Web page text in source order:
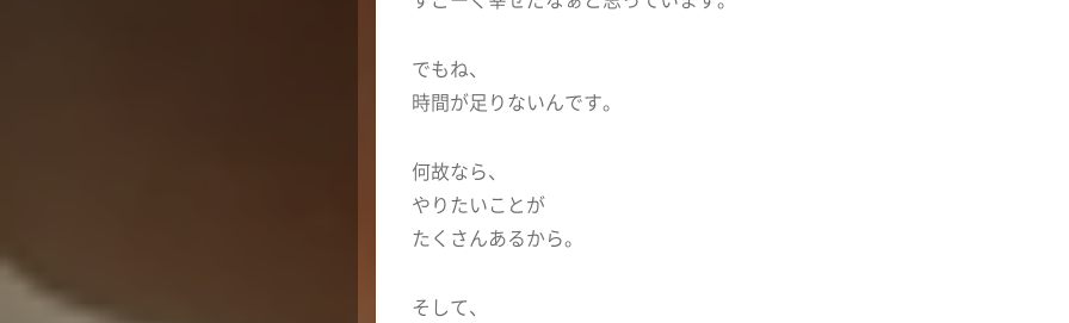
でもね、
時間が足りないんです。
何故なら、
やりたいことが
たくさんあるから。
そして、